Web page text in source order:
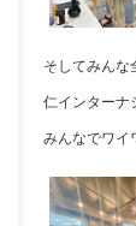
そしてみんな
仁インターナ
みんなでワイ